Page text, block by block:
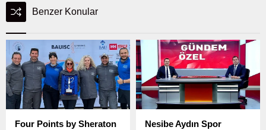
Benzer Konular
Four Points by Sheraton
Nesibe Aydın Spor